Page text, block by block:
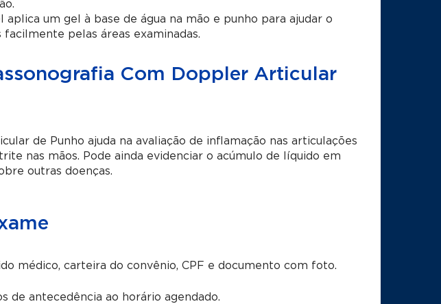
aplica um gel à base de água na mão e punho para ajudar o
pelas áreas examinadas.
Com Doppler Articular
de Punho ajuda na avaliação de inflamação nas articulações
nas mãos. Pode ainda evidenciar o acúmulo de líquido em
outras doenças.
médico, carteira do convênio, CPF e documento com foto.
de antecedência ao horário agendado.